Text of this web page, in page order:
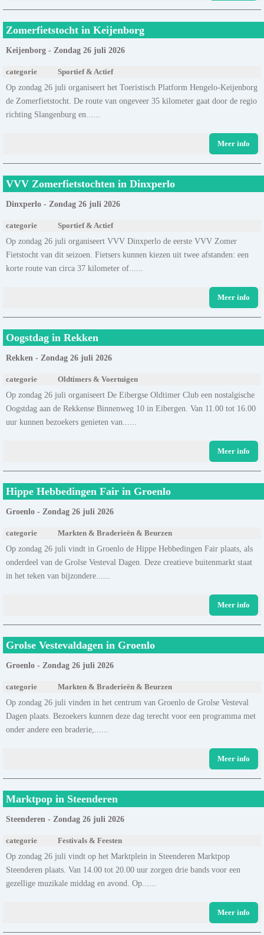
Zomerfietstocht in Keijenborg
Keijenborg - Zondag 26 juli 2026
categorie Sportief & Actief
Op zondag 26 juli organiseert het Toeristisch Platform Hengelo-Keijenborg
de Zomerfietstocht. De route van ongeveer 35 kilometer gaat door de regio
richting Slangenburg en......
Meer info
VVV Zomerfietstochten in Dinxperlo
Dinxperlo - Zondag 26 juli 2026
categorie Sportief & Actief
Op zondag 26 juli organiseert VVV Dinxperlo de eerste VVV Zomer
Fietstocht van dit seizoen. Fietsers kunnen kiezen uit twee afstanden: een
korte route van circa 37 kilometer of......
Meer info
Oogstdag in Rekken
Rekken - Zondag 26 juli 2026
categorie Oldtimers & Voertuigen
Op zondag 26 juli organiseert De Eibergse Oldtimer Club een nostalgische
Oogstdag aan de Rekkense Binnenweg 10 in Eibergen. Van 11.00 tot 16.00
uur kunnen bezoekers genieten van......
Meer info
Hippe Hebbedingen Fair in Groenlo
Groenlo - Zondag 26 juli 2026
categorie Markten & Braderieën & Beurzen
Op zondag 26 juli vindt in Groenlo de Hippe Hebbedingen Fair plaats, als
onderdeel van de Grolse Vesteval Dagen. Deze creatieve buitenmarkt staat
in het teken van bijzondere......
Meer info
Grolse Vestevaldagen in Groenlo
Groenlo - Zondag 26 juli 2026
categorie Markten & Braderieën & Beurzen
Op zondag 26 juli vinden in het centrum van Groenlo de Grolse Vesteval
Dagen plaats. Bezoekers kunnen deze dag terecht voor een programma met
onder andere een braderie,......
Meer info
Marktpop in Steenderen
Steenderen - Zondag 26 juli 2026
categorie Festivals & Feesten
Op zondag 26 juli vindt op het Marktplein in Steenderen Marktpop
Steenderen plaats. Van 14.00 tot 20.00 uur zorgen drie bands voor een
gezellige muzikale middag en avond. Op......
Meer info